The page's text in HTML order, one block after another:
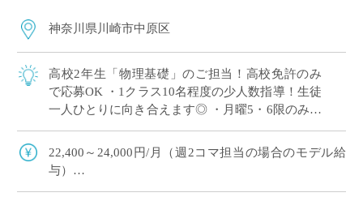
神奈川県川崎市中原区
高校2年生「物理基礎」のご担当！高校免許のみ
で応募OK ・1クラス10名程度の少人数指導！生徒
一人ひとりに向き合えます◎ ・月曜5・6限のみ！
やテスト作成ではご自身のアイデア […]
22,400～24,000円/月（週2コマ担当の場合のモデル給
与）